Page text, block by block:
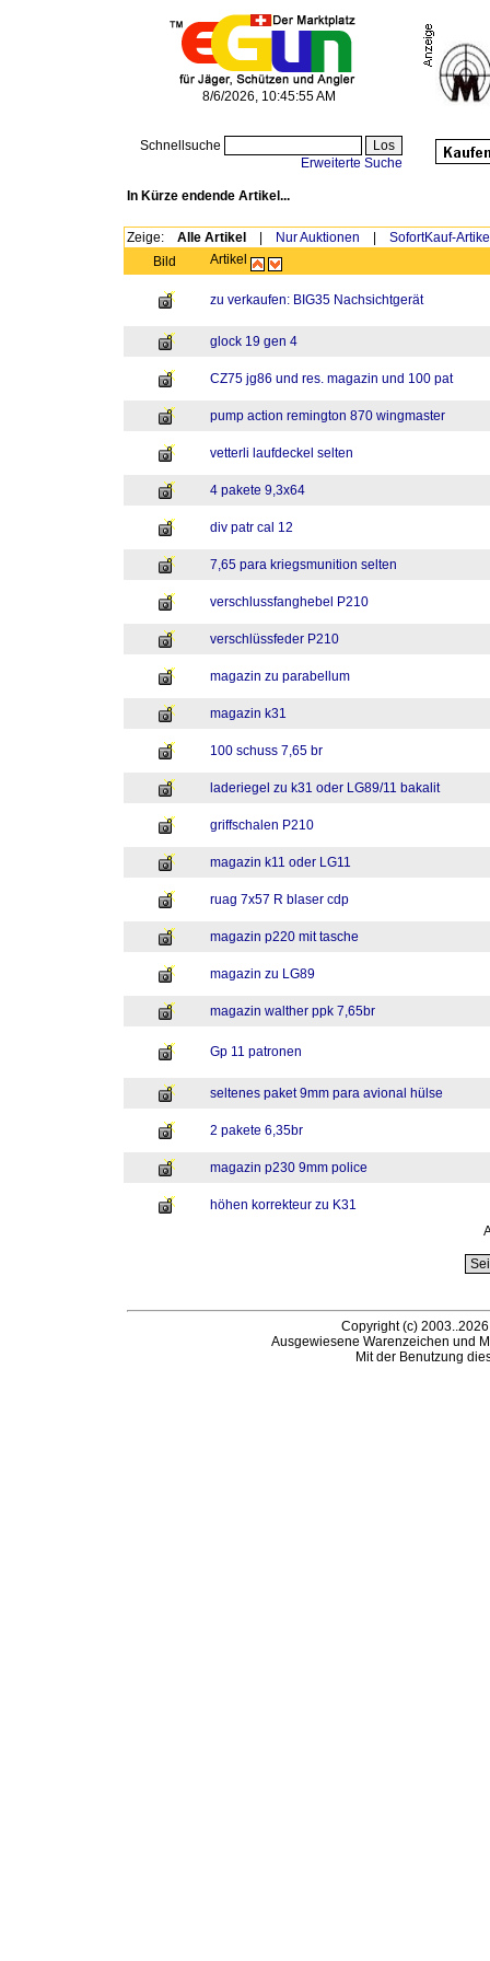
8/6/2026, 10:45:55 AM
Schnellsuche
Erweiterte Suche
In Kürze endende Artikel...
Zeige: Alle Artikel Nur Auktionen
SofortKauf-
Bild
Artikel
zu verkaufen: BIG35 Nachsichtgerät
glock 19 gen 4
CZ75 jg86 und res. magazin und 100 pat
pump action remington 870 wingmaster
vetterli laufdeckel selten
4 pakete 9,3x64
div patr cal 12
7,65 para kriegsmunition selten
verschlussfanghebel P210
verschlüssfeder P210
magazin zu parabellum
magazin k31
100 schuss 7,65 br
laderiegel zu k31 oder LG89/11 bakalit
griffschalen P210
magazin k11 oder LG11
ruag 7x57 R blaser cdp
magazin p220 mit tasche
magazin zu LG89
magazin walther ppk 7,65br
Gp 11 patronen
seltenes paket 9mm para avional hülse
2 pakete 6,35br
magazin p230 9mm police
höhen korrekteur zu K31
Copyright (c)
Ausgewiesene Warenzeichen und
Mit der Benutzung